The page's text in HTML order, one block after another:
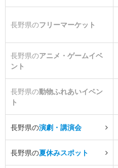
長野県のフリーマーケット
長野県のアニメ・ゲームイベ
ント
長野県の動物ふれあいイベン
ト
長野県の演劇・講演会
長野県の夏休みスポット